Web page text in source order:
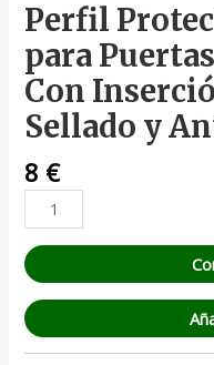
Perfil
para
Con
Sellado y
8 €